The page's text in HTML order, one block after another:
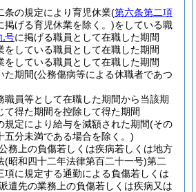
条の規定により育児休業(第六条第二項
掲げる育児休業を除く。)をしている職
号に掲げる職員として在職した期間
をしている職員として在職した期間
をしている職員として在職した期間
た期間(公務傷病等による休職者であつ
職員等として在職した期間から当該期
て得た期間を控除して得た期間
規定により給与を減額された期間(その
五分未満である場合を除く。)
務上の負傷若しくは疾病若しくは地方
(昭和四十二年法律第百二十一号)第二
項に規定する通勤による負傷若しくは
遣先の業務上の負傷若しくは疾病又は